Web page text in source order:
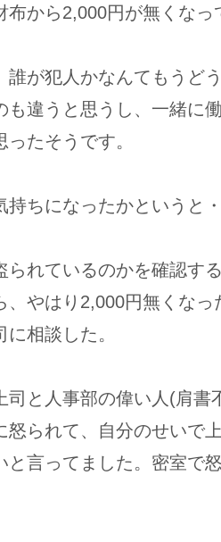
布から2,000円が無くなっ
誰が犯人かなんてもうど
も違うと思うし、一緒に
たそうです。
持ちになったかというと
られているのかを確認す
、やはり2,000円無くな
相談した。
司と人事部の偉い人(肩
怒られて、自分のせいで
と言ってました。密室で